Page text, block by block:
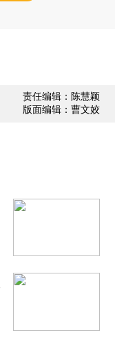
责任编辑：陈慧颖
版面编辑：曹文姣